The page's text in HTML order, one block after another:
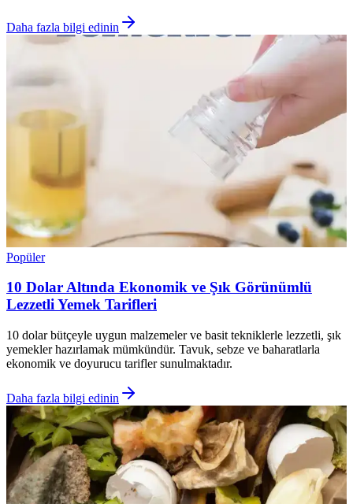
Daha fazla bilgi edinin
Popüler
10 Dolar Altında Ekonomik ve Şık Görünümlü
Lezzetli Yemek Tarifleri
10 dolar bütçeyle uygun malzemeler ve basit tekniklerle lezzetli, şık
yemekler hazırlamak mümkündür. Tavuk, sebze ve baharatlarla
ekonomik ve doyurucu tarifler sunulmaktadır.
Daha fazla bilgi edinin